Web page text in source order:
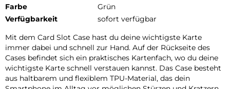
Farbe
Grün
Verfügbarkeit
sofort verfügbar
Mit dem Card Slot Case hast du deine wichtigste Karte
immer dabei und schnell zur Hand. Auf der Rückseite des
Cases befindet sich ein praktisches Kartenfach, wo du deine
wichtigste Karte schnell verstauen kannst. Das Case besteht
aus haltbarem und flexiblem TPU-Material, das dein